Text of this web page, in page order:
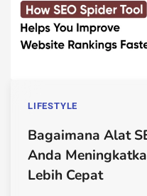
LIFESTYLE
Bagaimana Alat
Anda
Lebih Cepat